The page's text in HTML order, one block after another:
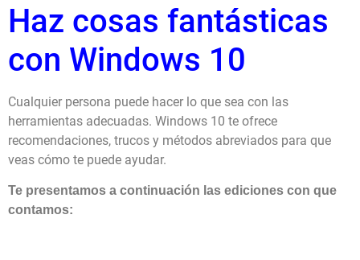
Haz cosas fantásticas
con Windows 10
Cualquier persona puede hacer lo que sea con las
herramientas adecuadas. Windows 10 te ofrece
recomendaciones, trucos y métodos abreviados para que
veas cómo te puede ayudar.
Te presentamos a continuación las ediciones con que
contamos: